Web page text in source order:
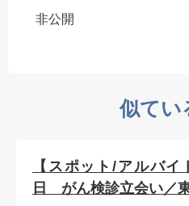
非公開
似てい
【スポット/アルバ
日 がん検診立会い／